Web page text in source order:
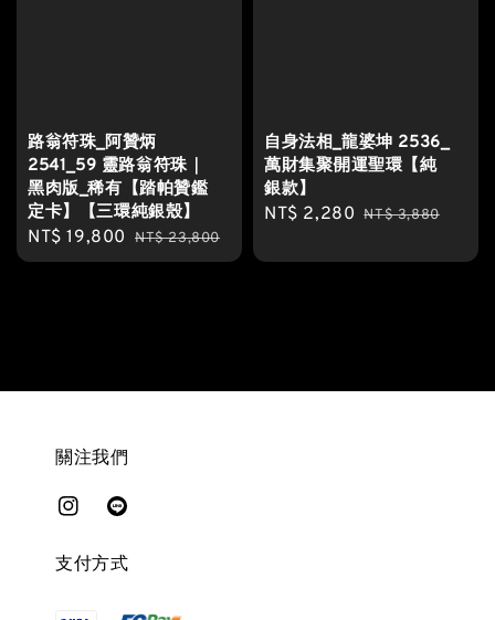
路翁符珠_阿贊炳
2541_59 靈路翁符珠｜
黑肉版_稀有【踏帕贊鑑
定卡】【三環純銀殼】
Sale
price
NT$ 19,800 Regular
price
NT$ 23,800
自身法相_龍婆坤 2536_
萬財集聚·開運聖環【純
銀款】
Sale
NT$ 2,280 Regular
NT$ 3,880
關注我們
支付方式